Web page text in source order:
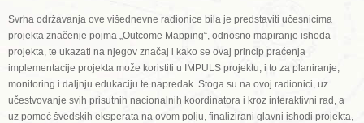
Svrha održavanja ove višednevne radionice bila je predstaviti učesnicima
projekta značenje pojma „Outcome Mapping“, odnosno mapiranje ishoda
projekta, te ukazati na njegov značaj i kako se ovaj princip praćenja
implementacije projekta može koristiti u IMPULS projektu, i to za planiranje,
monitoring i daljnju edukaciju te napredak. Stoga su na ovoj radionici, uz
učestvovanje svih prisutnih nacionalnih koordinatora i kroz interaktivni rad, a
uz pomoć švedskih eksperata na ovom polju, finalizirani glavni ishodi projekta,